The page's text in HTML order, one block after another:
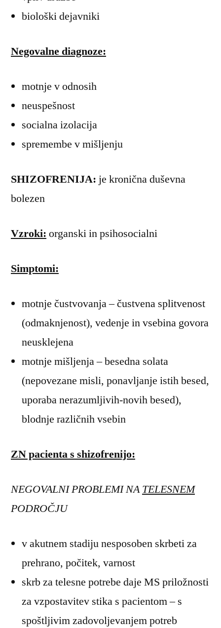
biološki dejavniki
Negovalne diagnoze:
motnje v odnosih
neuspešnost
socialna izolacija
spremembe v mišljenju
SHIZOFRENIJA: je kronična duševna
bolezen
Vzroki: organski in psihosocialni
Simptomi:
motnje čustvovanja – čustvena splitvenost
(odmaknjenost), vedenje in vsebina govora
neusklejena
motnje mišljenja – besedna solata
(nepovezane misli, ponavljanje istih besed,
uporaba nerazumljivih-novih besed),
blodnje različnih vsebin
ZN pacienta s shizofrenijo:
NEGOVALNI PROBLEMI NATELESNEM
PODROČJU
v akutnem stadiju nesposoben skrbeti za
prehrano, počitek, varnost
skrb za telesne potrebe daje MS priložnosti
za vzpostavitev stika s pacientom – s
spoštljivim zadovoljevanjem potreb